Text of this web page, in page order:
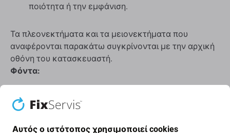
ποιότητα ή την εμφάνιση.
Τα πλεονεκτήματα και τα μειονεκτήματα που
αναφέρονται παρακάτω συγκρίνονται με την αρχική
οθόνη του κατασκευαστή.
Φόντα:
αποτυπωμάτων, αισθητήρας εγγύτητας και
Αυτός ο ιστότοπος χρησιμοποιεί cookies